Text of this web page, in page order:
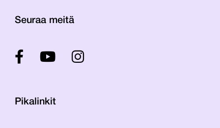
Seuraa meitä
Pikalinkit